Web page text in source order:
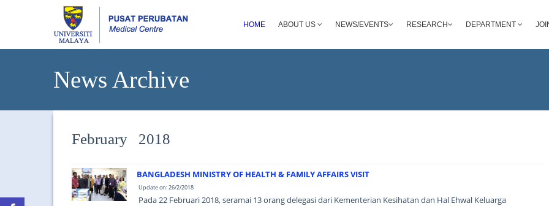
HOME ABOUT US NEWS/EVENTS RESEARCH DEPARTMENT
News Archive
February 2018
BANGLADESH MINISTRY OF HEALTH & FAMILY AFFAIRS VISIT
Update on: 26/2/2018
Pada 22 Februari 2018, seramai 13 orang delegasi dari Kementerian Kesihatan dan Hal Ehwal Keluarga